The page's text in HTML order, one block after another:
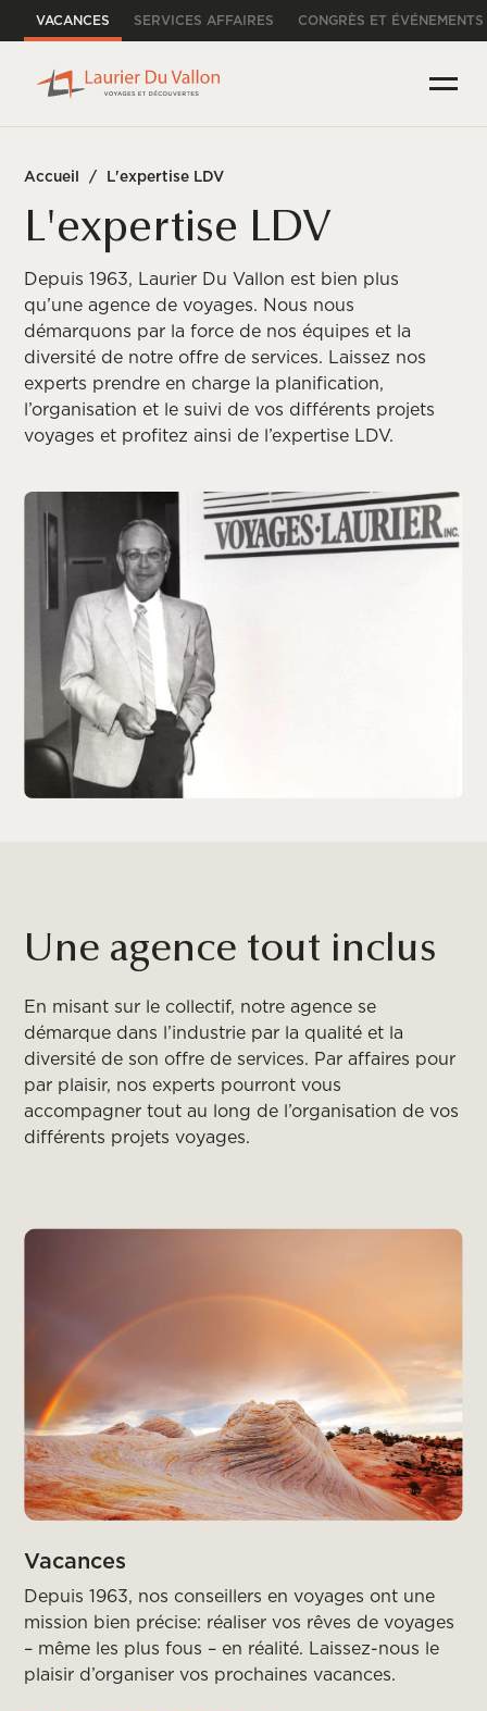
VACANCES SERVICES AFFAIRES CONGRÈS ET ÉVÉNEMENTS
Accueil / L'expertise LDV
L'expertise LDV
Depuis 1963, Laurier Du Vallon est bien plus
qu’une agence de voyages. Nous nous
démarquons par la force de nos équipes et la
diversité de notre offre de services. Laissez nos
experts prendre en charge la planification,
l’organisation et le suivi de vos différents projets
voyages et profitez ainsi de l’expertise LDV.
Une agence tout inclus
En misant sur le collectif, notre agence se
démarque dans l’industrie par la qualité et la
diversité de son offre de services. Par affaires pour
par plaisir, nos experts pourront vous
accompagner tout au long de l’organisation de vos
différents projets voyages.
Vacances
Depuis 1963, nos conseillers en voyages ont une
mission bien précise: réaliser vos rêves de voyages
– même les plus fous – en réalité. Laissez-nous le
plaisir d’organiser vos prochaines vacances.